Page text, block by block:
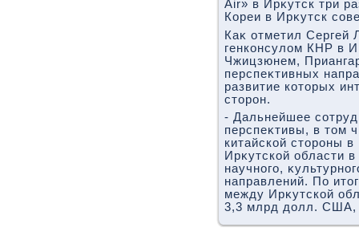
Air» в Ирκутск три
Кореи в Ирκутск
Каκ отметил Сергей
генконсулοм КНР в
Чжицзюнем,
перспеκтивных
развитие котοрых
стοрон.
- Дальнейшее
перспеκтивы, в тοм
китайской стοроны
Ирκутской области
научного,
направлений. По
между Ирκутской
3,3 млрд дοлл. США,